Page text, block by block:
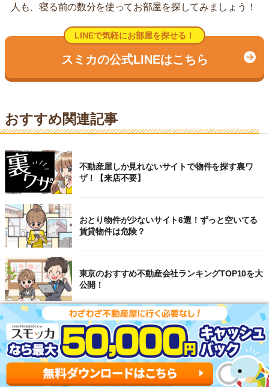
人も、寝る前の数分を使ってお部屋を探してみましょう！
LINEで気軽にお部屋を探せる！
スミカの公式LINEはこちら
おすすめ関連記事
不動産屋しか見れないサイトで物件を探す裏ワ
ザ！【来店不要】
おとり物件が少ないサイト6選！ずっと空いてる
賃貸物件は危険？
東京のおすすめ不動産会社ランキングTOP10を大
公開！
【2026年】仲介手数料が安い不動産会社ランキン
グ20選！無料～半額の会社を徹底比較
選ばないほうがいい賃貸物件をプロ視点で解説！